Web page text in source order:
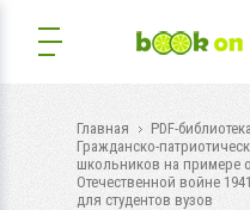
Главная
PDF-библиотека
Гражданско-
школьников на примере
Отечественной войне
для студентов вузов